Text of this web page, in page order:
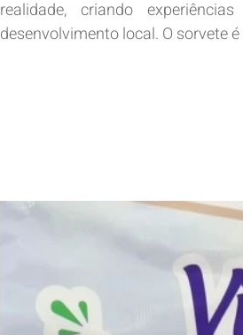
realidade, criando
desenvolvimento local. O sorvete